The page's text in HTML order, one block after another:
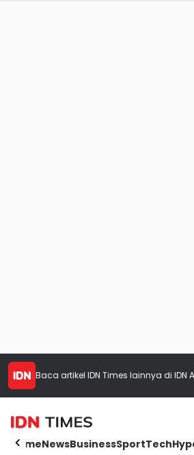
Baca artikel IDN Times lainnya di IDN
HomeNewsBusinessSportTech